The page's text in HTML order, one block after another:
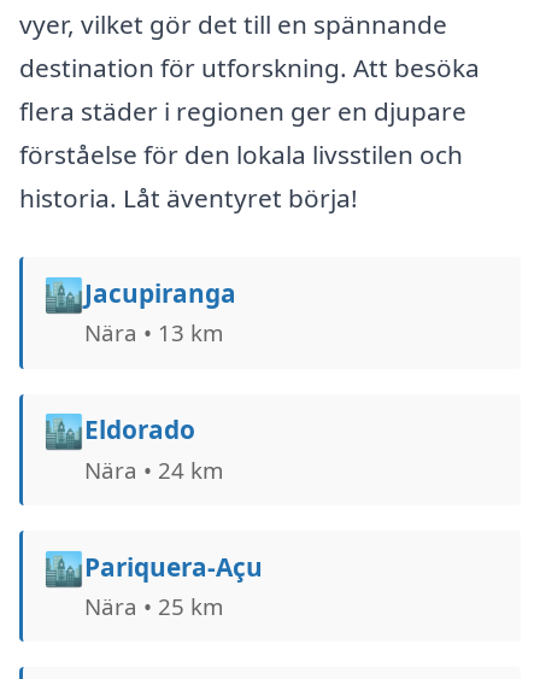
vyer, vilket gör det till en spännande
destination för utforskning. Att besöka
flera städer i regionen ger en djupare
förståelse för den lokala livsstilen och
historia. Låt äventyret börja!
🏙️Jacupiranga
Nära • 13 km
🏙️Eldorado
Nära • 24 km
🏙️Pariquera-Açu
Nära • 25 km